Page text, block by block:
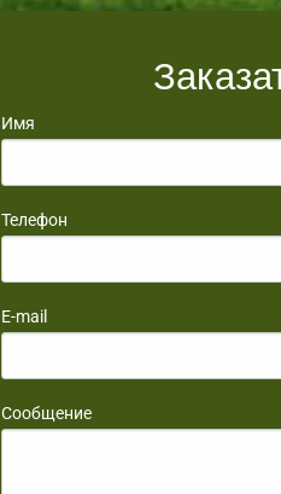
Имя
Телефон
E-mail
Сообщение